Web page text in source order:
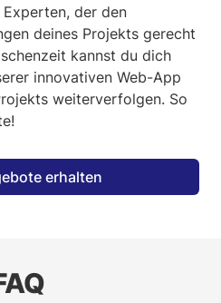
der den
deines Projekts gerecht
kannst du dich
innovativen Web-App
weiterverfolgen. So
erhalten